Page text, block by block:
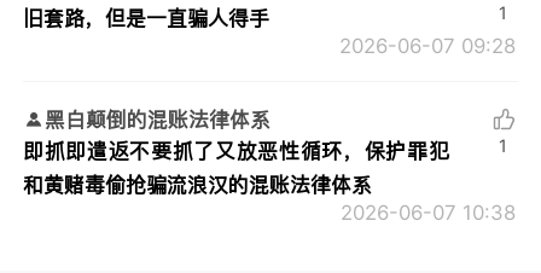
旧套路，但是一直骗人得手
2026-06-07 09:28
1
黑白颠倒的混账法律体系
即抓即遣返不要抓了又放恶性循环，保护罪犯
和黄赌毒偷抢骗流浪汉的混账法律体系
2026-06-07 10:38
1